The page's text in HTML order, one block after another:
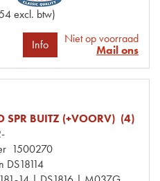
excl. btw)
Info
Niet op voorraad
Mail ons
SPR BUITZ (+VOORV) (4)
1500270
DS18114